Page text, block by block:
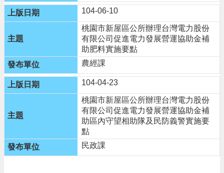
104-06-10
桃園市新屋區公所辦理台灣電力股份
有限公司促進電力發展營運協助金補
助肥料實施要點
農經課
104-04-23
桃園市新屋區公所辦理台灣電力股份
有限公司促進電力發展營運協助金補
助區內守望相助隊及民防義警實施要
點
民政課